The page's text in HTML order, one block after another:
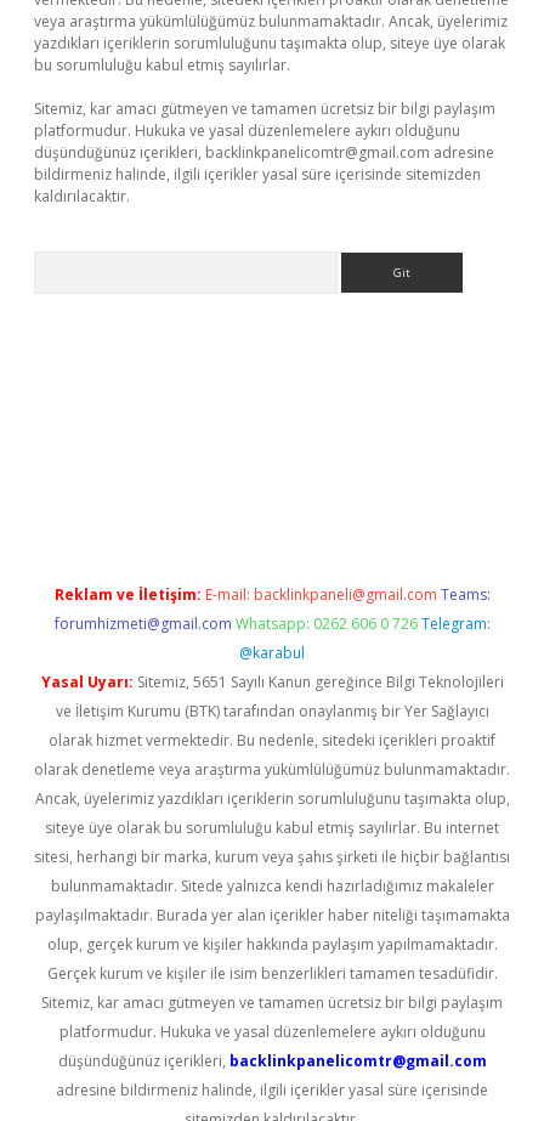
veya araştırma yükümlülüğümüz bulunmamaktadır. Ancak, üyelerimiz
yazdıkları içeriklerin sorumluluğunu taşımakta olup, siteye üye olarak
bu sorumluluğu kabul etmiş sayılırlar.
Sitemiz, kar amacı gütmeyen ve tamamen ücretsiz bir bilgi paylaşım
platformudur. Hukuka ve yasal düzenlemelere aykırı olduğunu
düşündüğünüz içerikleri, backlinkpanelicomtr@gmail.com adresine
bildirmeniz halinde, ilgili içerikler yasal süre içerisinde sitemizden
kaldırılacaktır.
Reklam ve İletişim: E-mail: backlinkpaneli@gmail.com Teams:
forumhizmeti@gmail.com Whatsapp: 0262 606 0 726 Telegram:
@karabul
Yasal Uyarı: Sitemiz, 5651 Sayılı Kanun gereğince Bilgi Teknolojileri
ve İletişim Kurumu (BTK) tarafından onaylanmış bir Yer Sağlayıcı
olarak hizmet vermektedir. Bu nedenle, sitedeki içerikleri proaktif
olarak denetleme veya araştırma yükümlülüğümüz bulunmamaktadır.
Ancak, üyelerimiz yazdıkları içeriklerin sorumluluğunu taşımakta olup,
siteye üye olarak bu sorumluluğu kabul etmiş sayılırlar. Bu internet
sitesi, herhangi bir marka, kurum veya şahıs şirketi ile hiçbir bağlantısı
bulunmamaktadır. Sitede yalnızca kendi hazırladığımız makaleler
paylaşılmaktadır. Burada yer alan içerikler haber niteliği taşımamakta
olup, gerçek kurum ve kişiler hakkında paylaşım yapılmamaktadır.
Gerçek kurum ve kişiler ile isim benzerlikleri tamamen tesadüfidir.
Sitemiz, kar amacı gütmeyen ve tamamen ücretsiz bir bilgi paylaşım
platformudur. Hukuka ve yasal düzenlemelere aykırı olduğunu
düşündüğünüz içerikleri, backlinkpanelicomtr@gmail.com
adresine bildirmeniz halinde, ilgili içerikler yasal süre içerisinde